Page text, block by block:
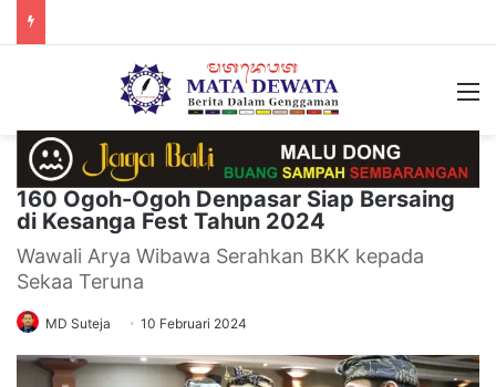
160 Ogoh-Ogoh Denpasar Siap Bersaing
di Kesanga Fest Tahun 2024
Wawali Arya Wibawa Serahkan BKK kepada
Sekaa Teruna
MD Suteja 10 Februari 2024